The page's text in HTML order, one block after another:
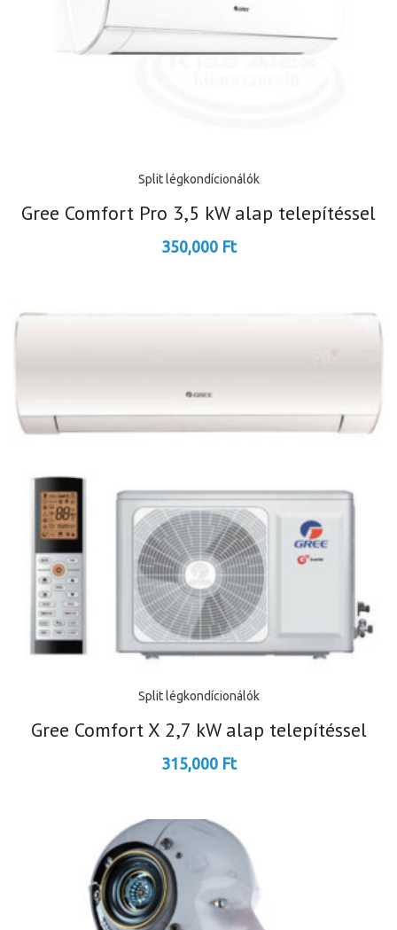
Split légkondícionálók
Gree Comfort Pro 3,5 kW alap telepítéssel
350,000 Ft
Split légkondícionálók
Gree Comfort X 2,7 kW alap telepítéssel
315,000 Ft